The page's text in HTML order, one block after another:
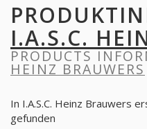
I.A.S.C.
PRODUCTS
HEINZ BRAUWERS
In I.A.S.C. Heinz Brauwers
gefunden